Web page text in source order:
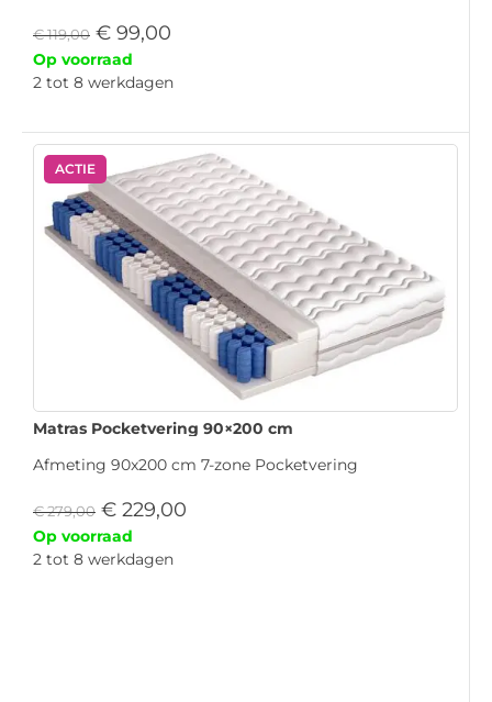
€119,00 € 99,00
Op voorraad
2 tot 8 werkdagen
ACTIE
Matras Pocketvering 90×200 cm
Afmeting 90x200 cm 7-zone Pocketvering
€279,00 € 229,00
Op voorraad
2 tot 8 werkdagen